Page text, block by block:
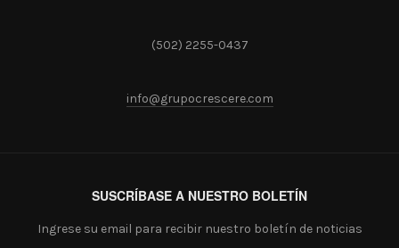
(502) 2255-0437
info@grupocrescere.com
SUSCRÍBASE A NUESTRO BOLETÍN
Ingrese su email para recibir nuestro boletín de noticias